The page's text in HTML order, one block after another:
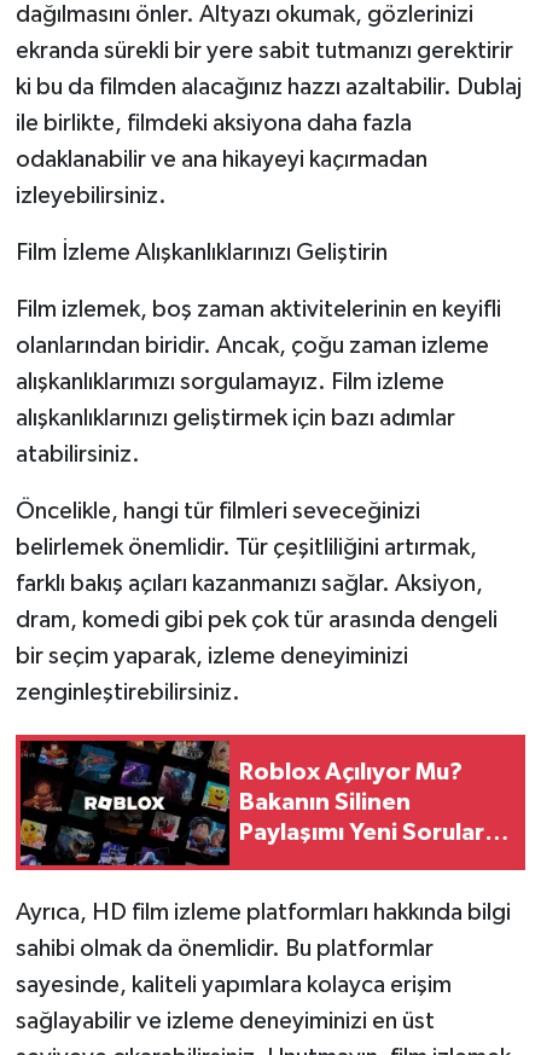
dağılmasını önler. Altyazı okumak, gözlerinizi
ekranda sürekli bir yere sabit tutmanızı gerektirir
ki bu da filmden alacağınız hazzı azaltabilir. Dublaj
ile birlikte, filmdeki aksiyona daha fazla
odaklanabilir ve ana hikayeyi kaçırmadan
izleyebilirsiniz.
Film İzleme Alışkanlıklarınızı Geliştirin
Film izlemek, boş zaman aktivitelerinin en keyifli
olanlarından biridir. Ancak, çoğu zaman izleme
alışkanlıklarımızı sorgulamayız. Film izleme
alışkanlıklarınızı geliştirmek için bazı adımlar
atabilirsiniz.
Öncelikle, hangi tür filmleri seveceğinizi
belirlemek önemlidir. Tür çeşitliliğini artırmak,
farklı bakış açıları kazanmanızı sağlar. Aksiyon,
dram, komedi gibi pek çok tür arasında dengeli
bir seçim yaparak, izleme deneyiminizi
zenginleştirebilirsiniz.
Roblox Açılıyor Mu?
Bakanın Silinen
Paylaşımı Yeni Soruları
Ayrıca, HD film izleme platformları hakkında bilgi
sahibi olmak da önemlidir. Bu platformlar
sayesinde, kaliteli yapımlara kolayca erişim
sağlayabilir ve izleme deneyiminizi en üst